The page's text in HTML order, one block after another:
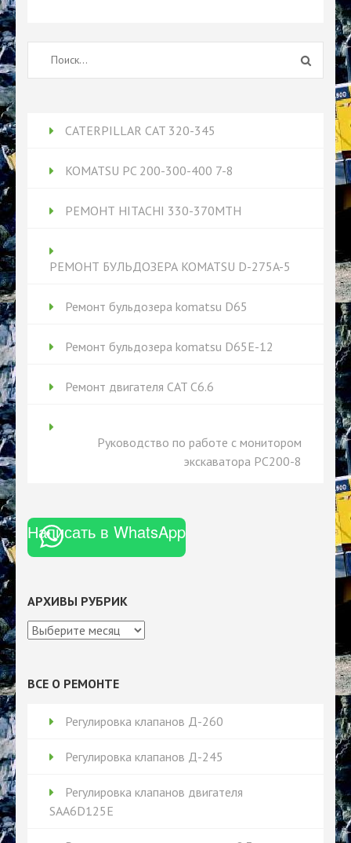
Найти:
CATERPILLAR CAT 320-345
KOMATSU PC 200-300-400 7-8
РЕМОНТ HITACHI 330-370MTH
РЕМОНТ БУЛЬДОЗЕРА KOMATSU D-275A-5
Ремонт бульдозера komatsu D65
Ремонт бульдозера komatsu D65Е-12
Ремонт двигателя CAT C6.6
Руководство по работе с монитором
экскаватора PC200-8
Написать в WhatsApp
АРХИВЫ РУБРИК
Архивы
ВСЕ О РЕМОНТЕ
Регулировка клапанов Д-260
Регулировка клапанов Д-245
Регулировка клапанов двигателя
SAA6D125E